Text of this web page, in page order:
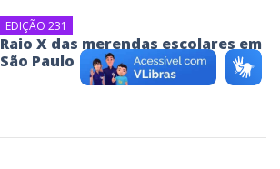
EDIÇÃO 231
Raio X das merendas escolares em
São Paulo